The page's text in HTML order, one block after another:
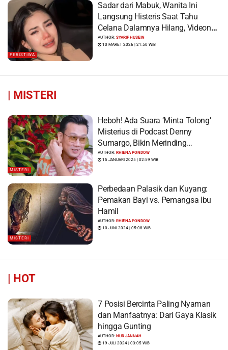
PERISTIWA
Sadar dari Mabuk, Wanita Ini
Langsung Histeris Saat Tahu
Celana Dalamnya Hilang, Videonya
Viral
AUTHOR:SYARIF HUSEIN
10 MARET 2026 | 21:50 WIB
| MISTERI
MISTERI
Heboh! Ada Suara ‘Minta Tolong’
Misterius di Podcast Denny
Sumargo, Bikin Merinding…
AUTHOR:RHIENA PONDOW
15 JANUARI 2025 | 02:59 WIB
MISTERI
Perbedaan Palasik dan Kuyang:
Pemakan Bayi vs. Pemangsa Ibu
Hamil
AUTHOR:RHIENA PONDOW
10 JUNI 2024 | 05:08 WIB
| HOT
7 Posisi Bercinta Paling Nyaman
dan Manfaatnya: Dari Gaya Klasik
hingga Gunting
AUTHOR:NUR JANNAH
19 JULI 2024 | 03:05 WIB